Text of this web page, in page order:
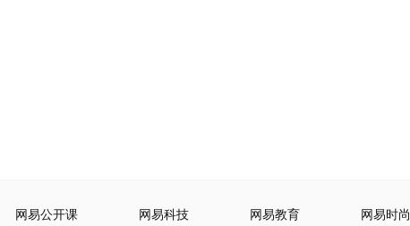
网易公开课 网易科技 网易教育 网易时尚